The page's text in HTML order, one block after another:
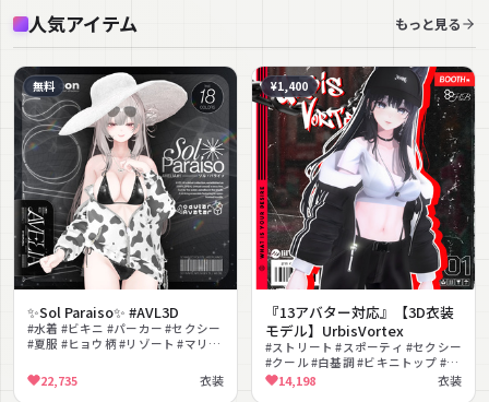
人気アイテム もっと見る
無料
✨Sol Paraiso✨ #AVL3D
#水着 #ビキニ #パーカー #セクシー
#夏服 #ヒョウ柄 #リゾート #マリン
22,735 衣装
¥1,400
『13アバター対応』【3D衣装
モデル】UrbisVortex
#ストリート #スポーティ #セクシー
#クール #白基調 #ビキニトップ #ジ
ャケット #キャップ #へそ出し
#lilToon対応
14,198 衣装